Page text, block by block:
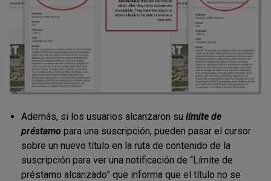
Además, si los usuarios alcanzaron su límite de
préstamo para una suscripción, pueden pasar el cursor
sobre un nuevo título en la ruta de contenido de la
suscripción para ver una notificación de “Límite de
préstamo alcanzado” que informa que el título no se